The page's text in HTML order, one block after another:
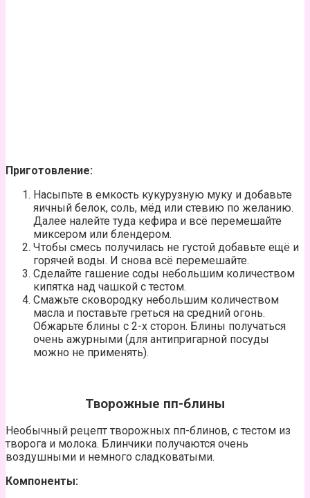
Приготовление:
Насыпьте в емкость кукурузную муку и добавьте
яичный белок, соль, мёд или стевию по желанию.
Далее налейте туда кефира и всё перемешайте
миксером или блендером.
Чтобы смесь получилась не густой добавьте ещё и
горячей воды. И снова всё перемешайте.
Сделайте гашение соды небольшим количеством
кипятка над чашкой с тестом.
Смажьте сковородку небольшим количеством
масла и поставьте греться на средний огонь.
Обжарьте блины с 2-х сторон. Блины получаться
очень ажурными (для антипригарной посуды
можно не применять).
Творожные пп-блины
Необычный рецепт творожных пп-блинов, с тестом из
творога и молока. Блинчики получаются очень
воздушными и немного сладковатыми.
Компоненты: